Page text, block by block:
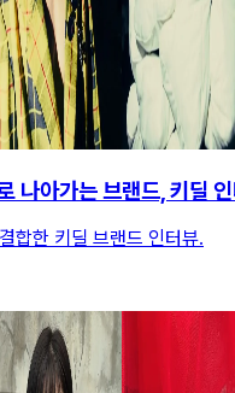
나아가는 브랜드, 키딜
합한 키딜 브랜드 인터뷰.